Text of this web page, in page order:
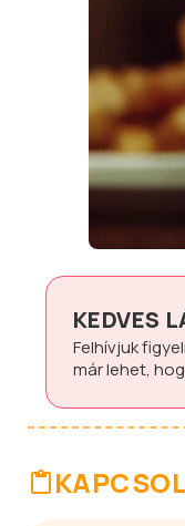
KEDVES
Felhívjuk
már lehet,